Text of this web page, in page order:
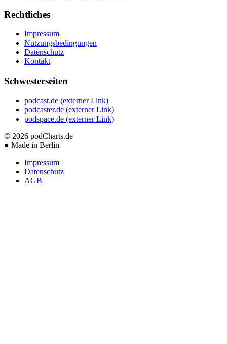
Rechtliches
Impressum
Nutzungsbedingungen
Datenschutz
Kontakt
Schwesterseiten
podcast.de (externer Link)
podcaster.de (externer Link)
podspace.de (externer Link)
© 2026 podCharts.de
● Made in Berlin
Impressum
Datenschutz
AGB